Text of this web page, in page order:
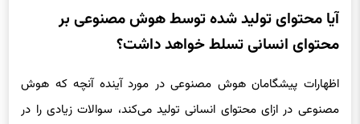
محتوای انسانی تسلط خواهد داشت؟
مصنوعی در ازای محتوای انسانی تولید می‌کند، سوالات زیادی را در
مورد این فناوری و پیامدهای آن بر بشریت ایجاد کرده است.